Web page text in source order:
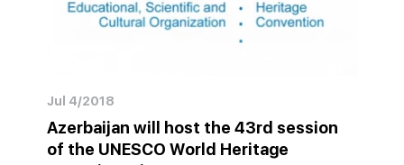
Jul 4/2018
Azerbaijan will host the 43rd session
of the UNESCO World Heritage